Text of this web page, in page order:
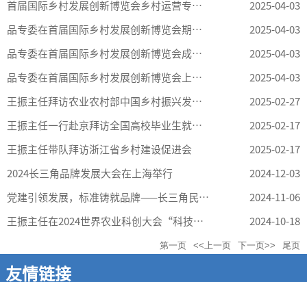
首届国际乡村发展创新博览会乡村运营专题活动取得圆满成功、感谢... 2025-04-03
品专委在首届国际乡村发展创新博览会期间成功协办乡村运营互联合... 2025-04-03
品专委在首届国际乡村发展创新博览会成功协办“乡村CEO战略培训... 2025-04-03
品专委在首届国际乡村发展创新博览会上成功协办“现代乡村运营研... 2025-04-03
王振主任拜访农业农村部中国乡村振兴发展中心 2025-02-27
王振主任一行赴京拜访全国高校毕业生就业协会 2025-02-17
王振主任带队拜访浙江省乡村建设促进会 2025-02-17
2024长三角品牌发展大会在上海举行 2024-12-03
党建引领发展，标准铸就品牌——长三角民营企业党建创新发展与品牌... 2024-11-06
王振主任在2024世界农业科创大会“科技创新赋能低碳转型”分论坛... 2024-10-18
第一页 <<上一页 下一页>> 尾页
友情链接